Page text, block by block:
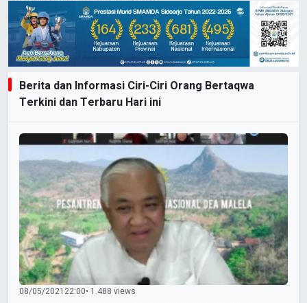
Berita dan Informasi Ciri-Ciri Orang Bertaqwa
Terkini dan Terbaru Hari ini
08/05/2021 22:00• 1.488 views